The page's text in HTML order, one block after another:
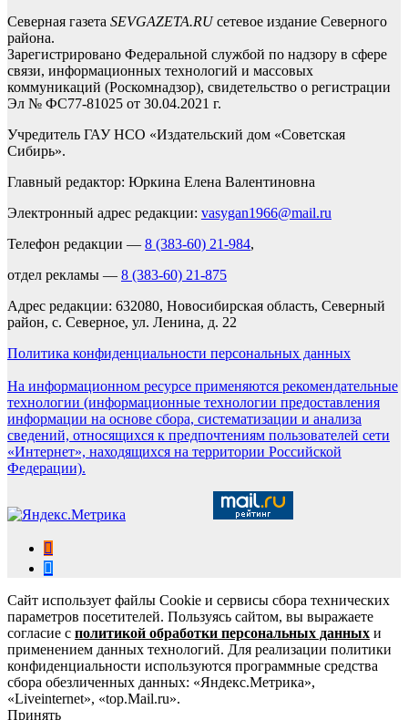
Северная газета SEVGAZETA.RUсетевое издание Северного
района.
Зарегистрировано Федеральной службой по надзору в сфере
связи, информационных технологий и массовых
коммуникаций (Роскомнадзор), свидетельство о регистрации
Эл № ФС77-81025 от 30.04.2021 г.
Учредитель ГАУ НСО «Издательский дом «Советская
Сибирь».
Главный редактор: Юркина Елена Валентиновна
Электронный адрес редакции: vasygan1966@mail.ru
Телефон редакции — 8 (383-60) 21-984,
отдел рекламы — 8 (383-60) 21-875
Адрес редакции: 632080, Новосибирская область, Северный
район, с. Северное, ул. Ленина, д. 22
Политика конфиденциальности персональных данных
На информационном ресурсе применяются рекомендательные
технологии (информационные технологии предоставления
информации на основе сбора, систематизации и анализа
сведений, относящихся к предпочтениям пользователей сети
«Интернет», находящихся на территории Российской
Федерации).
Сайт использует файлы Cookie и сервисы сбора технических
параметров посетителей. Пользуясь сайтом, вы выражаете
согласие с политикой обработки персональных данных и
применением данных технологий. Для реализации политики
конфиденциальности используются программные средства
сбора обезличенных данных: «Яндекс.Метрика»,
«Liveinternet», «top.Mail.ru».
Принять